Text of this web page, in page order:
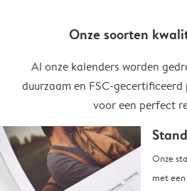
Onze soorten
Al onze kalenders worden
duurzaam en FSC-
voor een perfect
Onze
met